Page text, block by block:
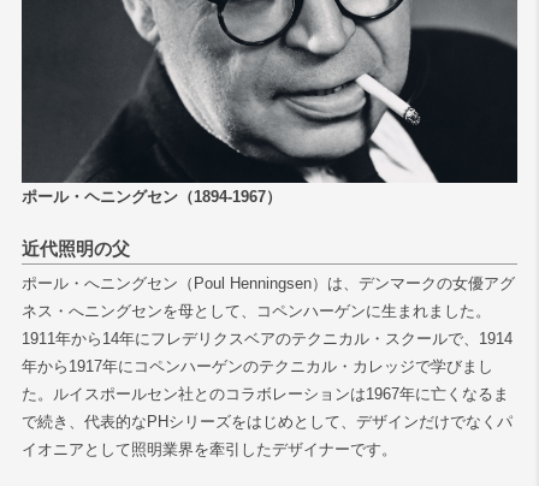
ポール・ヘニングセン（1894-1967）
近代照明の父
ポール・へニングセン（Poul Henningsen）は、デンマークの女優アグ
ネス・へニングセンを母として、コペンハーゲンに生まれました。
1911年から14年にフレデリクスベアのテクニカル・スクールで、1914
年から1917年にコペンハーゲンのテクニカル・カレッジで学びまし
た。ルイスポールセン社とのコラボレーションは1967年に亡くなるま
で続き、代表的なPHシリーズをはじめとして、デザインだけでなくパ
イオニアとして照明業界を牽引したデザイナーです。